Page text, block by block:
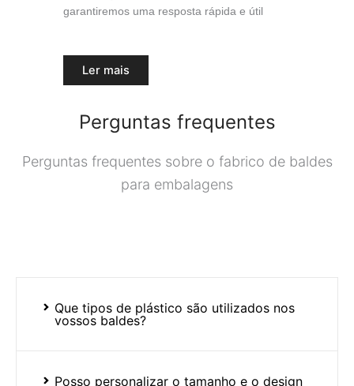
garantiremos uma resposta rápida e útil
Ler mais
Perguntas frequentes
Perguntas frequentes sobre o fabrico de baldes
para embalagens
Que tipos de plástico são utilizados nos
vossos baldes?
Posso personalizar o tamanho e o design